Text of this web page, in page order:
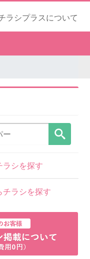
ラシプラスについて
ラシを探す
チラシを探す